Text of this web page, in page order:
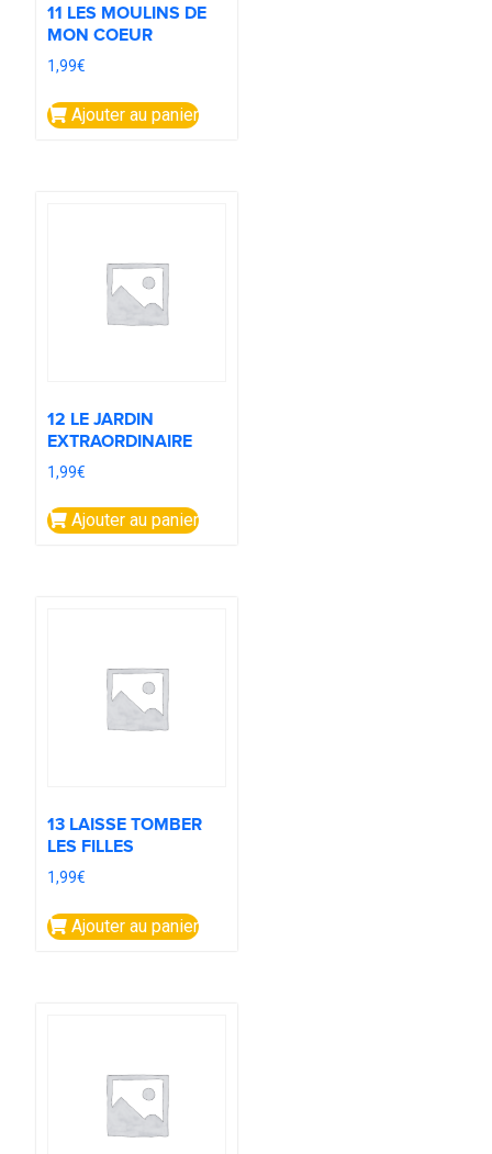
11 LES MOULINS DE
MON COEUR
1,99€
Ajouter au panier
12 LE JARDIN
EXTRAORDINAIRE
1,99€
Ajouter au panier
13 LAISSE TOMBER
LES FILLES
1,99€
Ajouter au panier